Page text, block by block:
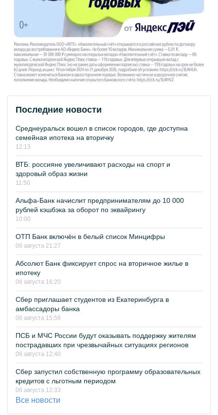
Последние новости
Среднеуральск вошел в список городов, где доступна
семейная ипотека на вторичку
12:13
ВТБ: россияне увеличивают расходы на спорт и
здоровый образ жизни
11:50
Альфа-Банк начислит предпринимателям до 10 000
рублей кэшбэка за оборот по эквайрингу
10:00
ОТП Банк включён в белый список Минцифры
06 августа 21:27
Абсолют Банк фиксирует спрос на вторичное жилье в
ипотеку
06 августа 16:20
Сбер приглашает студентов из Екатеринбурга в
амбассадоры банка
06 августа 15:56
ПСБ и МЧС России будут оказывать поддержку жителям
пострадавших при чрезвычайных ситуациях регионов
06 августа 12:40
Сбер запустил собственную программу образовательных
кредитов с льготным периодом
06 августа 12:33
Все новости